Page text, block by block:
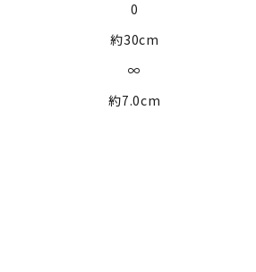
0
約30cm
∞
約7.0cm